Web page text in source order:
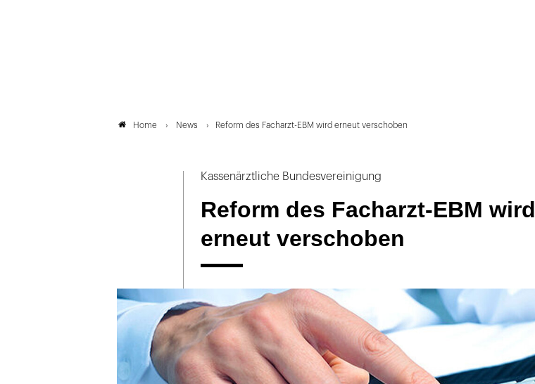
Home News Reform des Facharzt-EBM wird erneut verschoben
Kassenärztliche Bundesvereinigung
Reform des Facharzt-EBM wird
erneut verschoben